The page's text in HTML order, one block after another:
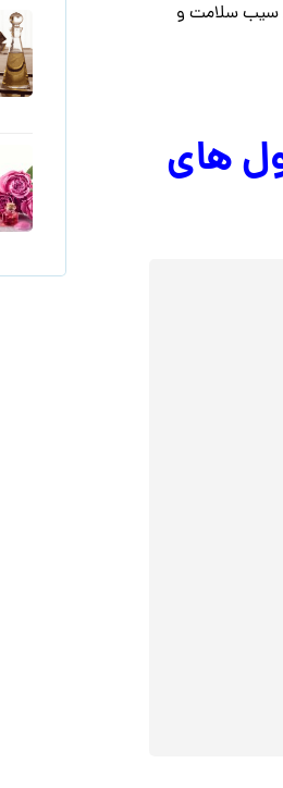
سیب سلامت و
های